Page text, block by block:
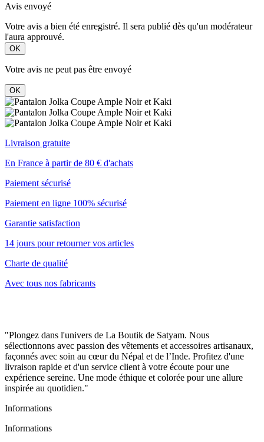
Avis envoyé
Votre avis a bien été enregistré. Il sera publié dès qu'un modérateur
l'aura approuvé.
OK
Votre avis ne peut pas être envoyé
OK
Livraison gratuite
En France à partir de 80 € d'achats
Paiement sécurisé
Paiement en ligne 100% sécurisé
Garantie satisfaction
14 jours pour retourner vos articles
Charte de qualité
Avec tous nos fabricants
"Plongez dans l'univers de La Boutik de Satyam. Nous
sélectionnons avec passion des vêtements et accessoires artisanaux,
façonnés avec soin au cœur du Népal et de l’Inde. Profitez d'une
livraison rapide et d'un service client à votre écoute pour une
expérience sereine. Une mode éthique et colorée pour une allure
inspirée au quotidien."
Informations
Informations